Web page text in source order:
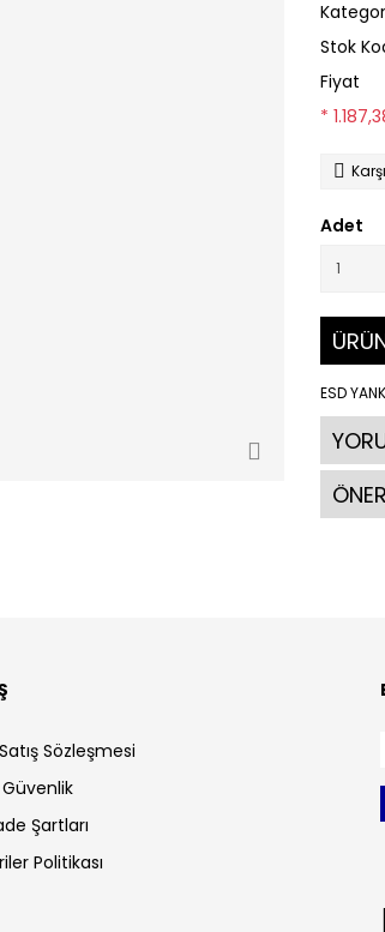
Stok
Fiyat
*
Adet
ESD
Sözleşmesi
Şartları
Politikası